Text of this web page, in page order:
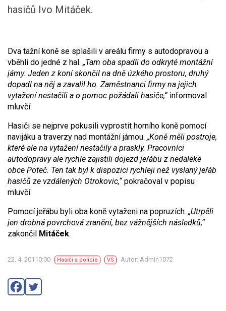
hasičů Ivo Mitáček.
Dva tažní koně se splašili v areálu firmy s autodopravou a
vběhli do jedné z hal. „Tam oba spadli do odkryté montážní
jámy. Jeden z koní skončil na dně úzkého prostoru, druhý
dopadl na něj a zavalil ho. Zaměstnanci firmy na jejich
vytažení nestačili a o pomoc požádali hasiče,“informoval
mluvčí.
Hasiči se nejprve pokusili vyprostit horního koně pomocí
navijáku a traverzy nad montážní jámou. „Koně měli postroje,
které ale na vytažení nestačily a praskly. Pracovníci
autodopravy ale rychle zajistili dojezd jeřábu z nedaleké
obce Poteč. Ten tak byl k dispozici rychleji než vyslaný jeřáb
hasičů ze vzdálených Otrokovic,“pokračoval v popisu
mluvčí.
Pomocí jeřábu byli oba koně vytaženi na popruzích. „Utrpěli
jen drobná povrchová zranění, bez vážnějších následků,“
zakončil Mitáček.
22. 4. 20110:00 Hasiči a policie VS Autor: Admin1072